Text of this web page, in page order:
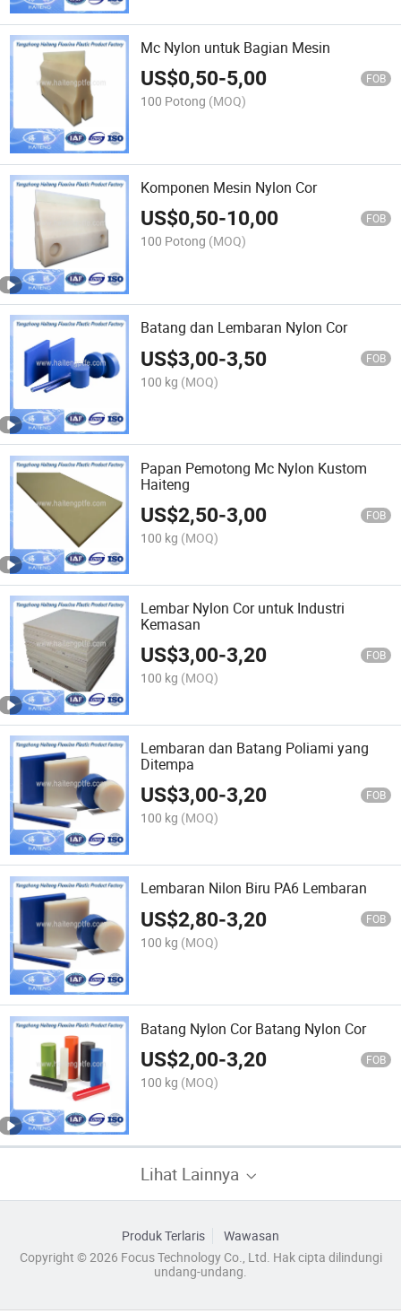
Mc Nylon untuk Bagian Mesin
US$0,50-5,00 FOB
100 Potong (MOQ)
Komponen Mesin Nylon Cor
US$0,50-10,00 FOB
100 Potong (MOQ)
Batang dan Lembaran Nylon Cor
US$3,00-3,50 FOB
100 kg (MOQ)
Papan Pemotong Mc Nylon Kustom
Haiteng
US$2,50-3,00 FOB
100 kg (MOQ)
Lembar Nylon Cor untuk Industri
Kemasan
US$3,00-3,20 FOB
100 kg (MOQ)
Lembaran dan Batang Poliami yang
Ditempa
US$3,00-3,20 FOB
100 kg (MOQ)
Lembaran Nilon Biru PA6 Lembaran
US$2,80-3,20 FOB
100 kg (MOQ)
Batang Nylon Cor Batang Nylon Cor
US$2,00-3,20 FOB
100 kg (MOQ)
Lihat Lainnya
Produk Terlaris
Wawasan
Copyright © 2026 Focus Technology Co., Ltd. Hak cipta dilindungi
undang-undang.